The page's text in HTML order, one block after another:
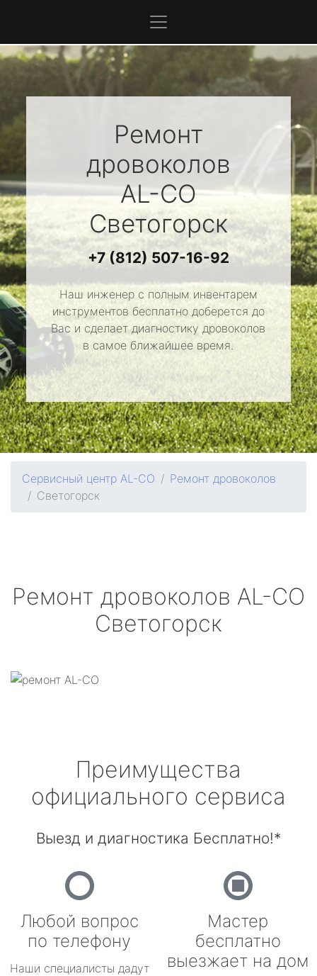
Ремонт
дровоколов
AL-CO
Светогорск
+7 (812) 507-16-92
Наш инженер с полным инвентарем
инструментов бесплатно доберется до
Вас и сделает диагностику дровоколов
в самое ближайшее время.
Сервисный центр AL-CO
Ремонт дровоколов
Светогорск
Ремонт дровоколов AL-CO
Светогорск
Преимущества
официального сервиса
Выезд и диагностика Бесплатно!*
Любой вопрос
по телефону
Наши специалисты дадут
Мастер
бесплатно
выезжает на дом